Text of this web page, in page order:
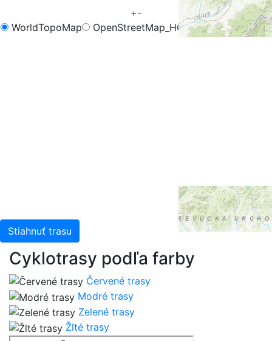
+-
WorldTopoMap
OpenStreetMap_HOT
OpenCycleMap
Stiahnuť trasu
Cyklotrasy podľa farby
Červené trasy
Modré trasy
Zelené trasy
Žlté trasy